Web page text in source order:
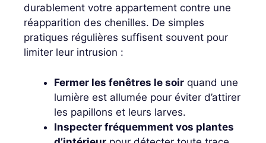
durablement votre appartement contre une
réapparition des chenilles. De simples
pratiques régulières suffisent souvent pour
limiter leur intrusion :
Fermer les fenêtres le soir quand une
lumière est allumée pour éviter d’attirer
les papillons et leurs larves.
Inspecter fréquemment vos plantes